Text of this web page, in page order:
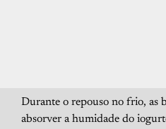
Durante o repouso no frio, as
absorver a humidade do